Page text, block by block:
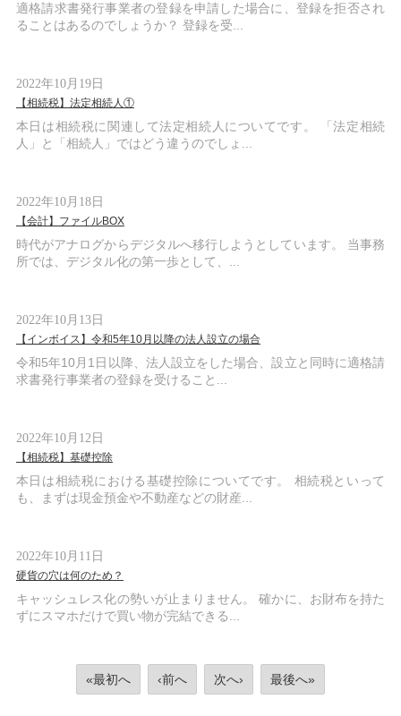
適格請求書発行事業者の登録を申請した場合に、登録を拒否され
ることはあるのでしょうか？ 登録を受...
2022年10月19日
【相続税】法定相続人①
本日は相続税に関連して法定相続人についてです。 「法定相続
人」と「相続人」ではどう違うのでしょ...
2022年10月18日
【会計】ファイルBOX
時代がアナログからデジタルへ移行しようとしています。 当事務
所では、デジタル化の第一歩として、...
2022年10月13日
【インボイス】令和5年10月以降の法人設立の場合
令和5年10月1日以降、法人設立をした場合、設立と同時に適格請
求書発行事業者の登録を受けること...
2022年10月12日
【相続税】基礎控除
本日は相続税における基礎控除についてです。 相続税といって
も、まずは現金預金や不動産などの財産...
2022年10月11日
硬貨の穴は何のため？
キャッシュレス化の勢いが止まりません。 確かに、お財布を持た
ずにスマホだけで買い物が完結できる...
«最初へ ‹前へ 次へ› 最後へ»